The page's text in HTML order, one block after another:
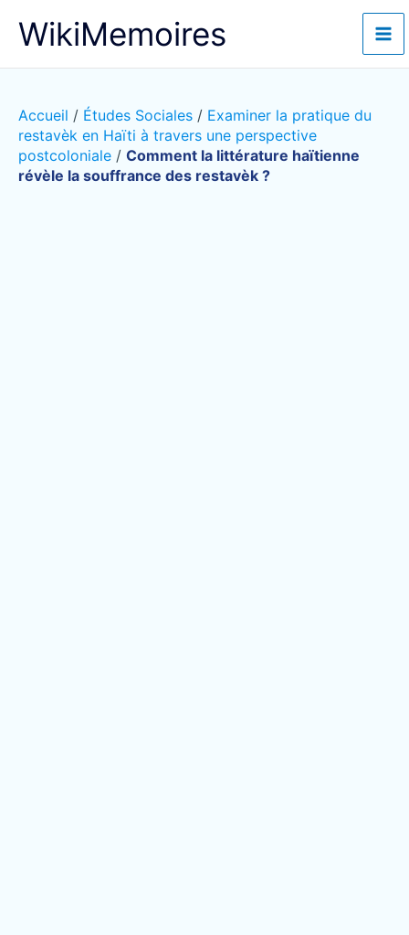
WikiMemoires
Accueil / Études Sociales / Examiner la pratique du
restavèk en Haïti à travers une perspective
postcoloniale / Comment la littérature haïtienne
révèle la souffrance des restavèk ?